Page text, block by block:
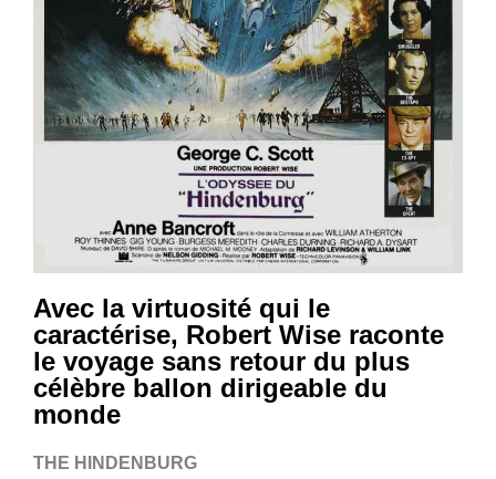
Avec la virtuosité qui le
caractérise, Robert Wise raconte
le voyage sans retour du plus
célèbre ballon dirigeable du
monde
THE HINDENBURG